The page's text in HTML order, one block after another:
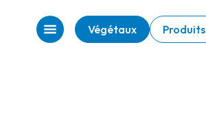
Végétaux Produits